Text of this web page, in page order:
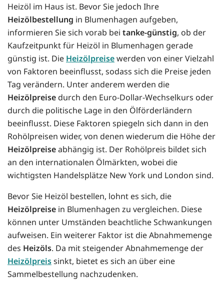
Heizöl im Haus ist. Bevor Sie jedoch Ihre
Heizölbestellung in Blumenhagen aufgeben,
informieren Sie sich vorab bei tanke-günstig, ob der
Kaufzeitpunkt für Heizöl in Blumenhagen gerade
günstig ist. Die Heizölpreisewerden von einer Vielzahl
von Faktoren beeinflusst, sodass sich die Preise jeden
Tag verändern. Unter anderem werden die
Heizölpreise durch den Euro-Dollar-Wechselkurs oder
durch die politische Lage in den Ölförderländern
beeinflusst. Diese Faktoren spiegeln sich dann in den
Rohölpreisen wider, von denen wiederum die Höhe der
Heizölpreiseabhängig ist. Der Rohölpreis bildet sich
an den internationalen Ölmärkten, wobei die
wichtigsten Handelsplätze New York und London sind.
Bevor Sie Heizöl bestellen, lohnt es sich, die
Heizölpreise in Blumenhagen zu vergleichen. Diese
können unter Umständen beachtliche Schwankungen
aufweisen. Ein weiterer Faktor ist die Abnahmemenge
des Heizöls. Da mit steigender Abnahmemenge der
Heizölpreissinkt, bietet es sich an über eine
Sammelbestellung nachzudenken.